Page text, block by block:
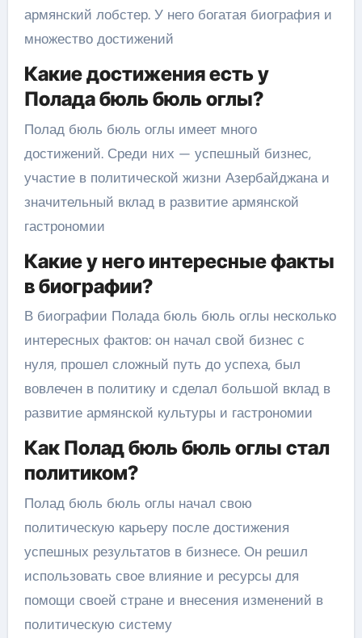
армянский лобстер. У него богатая биография и
множество достижений
Какие достижения есть у
Полада бюль бюль оглы?
Полад бюль бюль оглы имеет много
достижений. Среди них — успешный бизнес,
участие в политической жизни Азербайджана и
значительный вклад в развитие армянской
гастрономии
Какие у него интересные факты
в биографии?
В биографии Полада бюль бюль оглы несколько
интересных фактов: он начал свой бизнес с
нуля, прошел сложный путь до успеха, был
вовлечен в политику и сделал большой вклад в
развитие армянской культуры и гастрономии
Как Полад бюль бюль оглы стал
политиком?
Полад бюль бюль оглы начал свою
политическую карьеру после достижения
успешных результатов в бизнесе. Он решил
использовать свое влияние и ресурсы для
помощи своей стране и внесения изменений в
политическую систему